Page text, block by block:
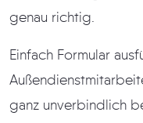
genau richtig.
Einfach Formular
Außendienstmitarbeiter für Dein Gebiet meldet
ganz unverbindlich